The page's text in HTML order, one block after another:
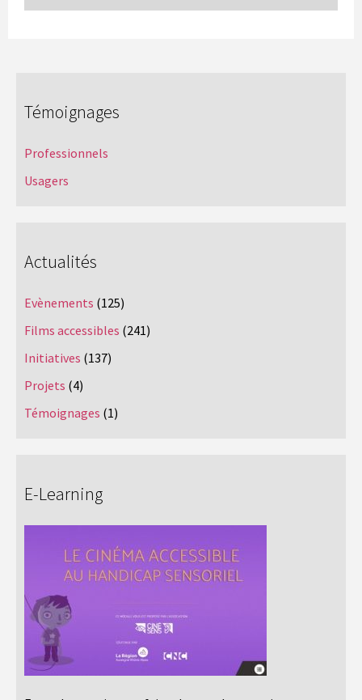
Témoignages
Professionnels
Usagers
Actualités
Evènements (125)
Films accessibles (241)
Initiatives (137)
Projets (4)
Témoignages (1)
E-Learning